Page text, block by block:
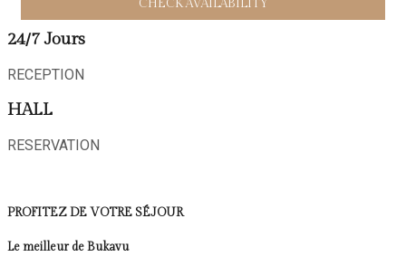
24/7 Jours
RECEPTION
HALL
RESERVATION
PROFITEZ DE VOTRE SÉJOUR
Le meilleur de Bukavu